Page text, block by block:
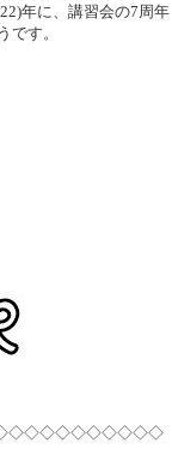
年に、講習会の7周年
です。